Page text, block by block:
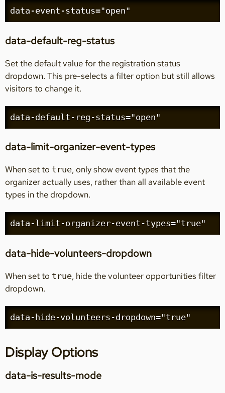
data-event-status="open"
data-default-reg-status
Set the default value for the registration status
dropdown. This pre-selects a filter option but still allows
visitors to change it.
data-default-reg-status="open"
data-limit-organizer-event-types
When set to true, only show event types that the
organizer actually uses, rather than all available event
types in the dropdown.
data-limit-organizer-event-types="true"
data-hide-volunteers-dropdown
When set to true, hide the volunteer opportunities filter
dropdown.
data-hide-volunteers-dropdown="true"
Display Options
data-is-results-mode